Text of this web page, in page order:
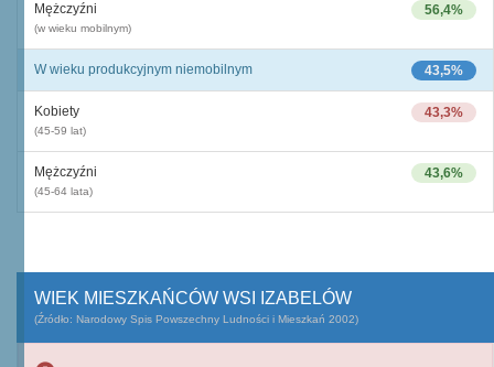
56,4%
Mężczyźni
(w wieku mobilnym)
43,5%
W wieku produkcyjnym niemobilnym
43,3%
Kobiety
(45-59 lat)
43,6%
Mężczyźni
(45-64 lata)
WIEK MIESZKAŃCÓW WSI IZABELÓW
(Źródło: Narodowy Spis Powszechny Ludności i Mieszkań 2002)